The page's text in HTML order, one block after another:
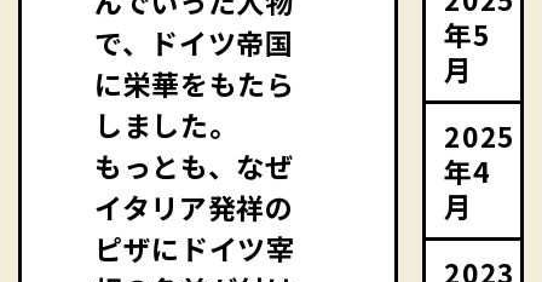
で、ドイツ帝国
に栄華をもたら
しました。
もっとも、なぜ
イタリア発祥の
ピザにドイツ宰
年5
月
2025
年4
月
2023